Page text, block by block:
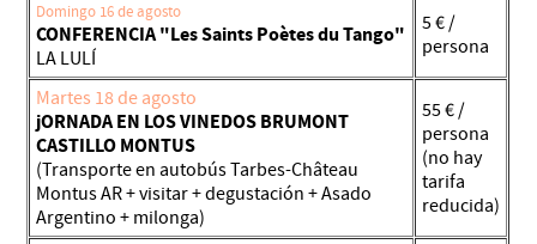
Domingo 16 de agosto
CONFERENCIA "Les Saints Poètes du Tango"
LA LULÍ
5 € /
persona
Martes 18 de agosto
jORNADA EN LOS VINEDOS BRUMONT
CASTILLO MONTUS
(Transporte en autobús Tarbes-Château
Montus AR + visitar + degustación + Asado
Argentino + milonga)
55 € /
persona
(no hay
tarifa
reducida)